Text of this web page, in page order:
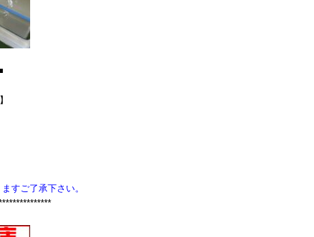
すご了承下さい。